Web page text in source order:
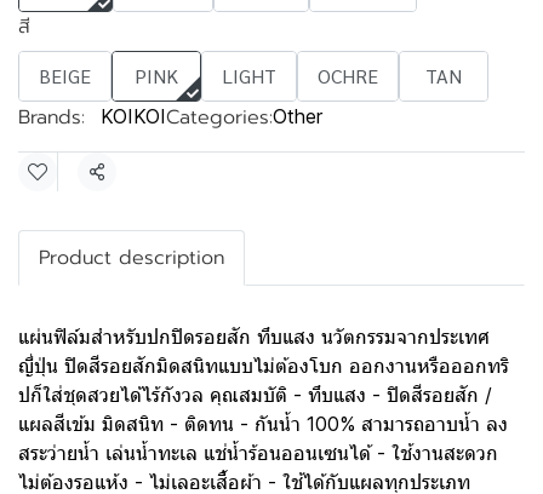
สี
BEIGE PINK LIGHT OCHRE TAN
Brands: KOIKOICategories:Other
Share
Product description
แผ่นฟิล์มสำหรับปกปิดรอยสัก ทึบแสง นวัตกรรมจากประเทศ
ญี่ปุ่น ปิดสีรอยสักมิดสนิทแบบไม่ต้องโบก ออกงานหรือออกทริ
ปก็ใส่ชุดสวยได้ไร้กังวล คุณสมบัติ - ทึบแสง - ปิดสีรอยสัก /
แผลสีเข้ม มิดสนิท - ติดทน - กันน้ำ 100% สามารถอาบน้ำ ลง
สระว่ายน้ำ เล่นน้ำทะเล แช่น้ำร้อนออนเซนได้ - ใช้งานสะดวก
ไม่ต้องรอแห้ง - ไม่เลอะเสื้อผ้า - ใช้ได้กับแผลทุกประเภท